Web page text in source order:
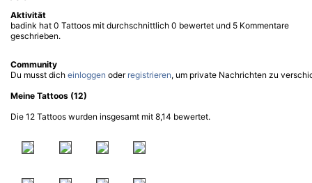
Aktivität
badink hat 0 Tattoos mit durchschnittlich 0 bewertet und 5 Kommentare
geschrieben.
Community
Du musst dich einloggen oder registrieren, um private Nachrichten zu
Meine Tattoos (12)
Die 12 Tattoos wurden insgesamt mit 8,14 bewertet.